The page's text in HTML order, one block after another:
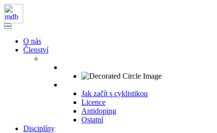
O nás
Členství
Jak začít s cyklistikou
Licence
Antidoping
Ostatní
Disciplíny